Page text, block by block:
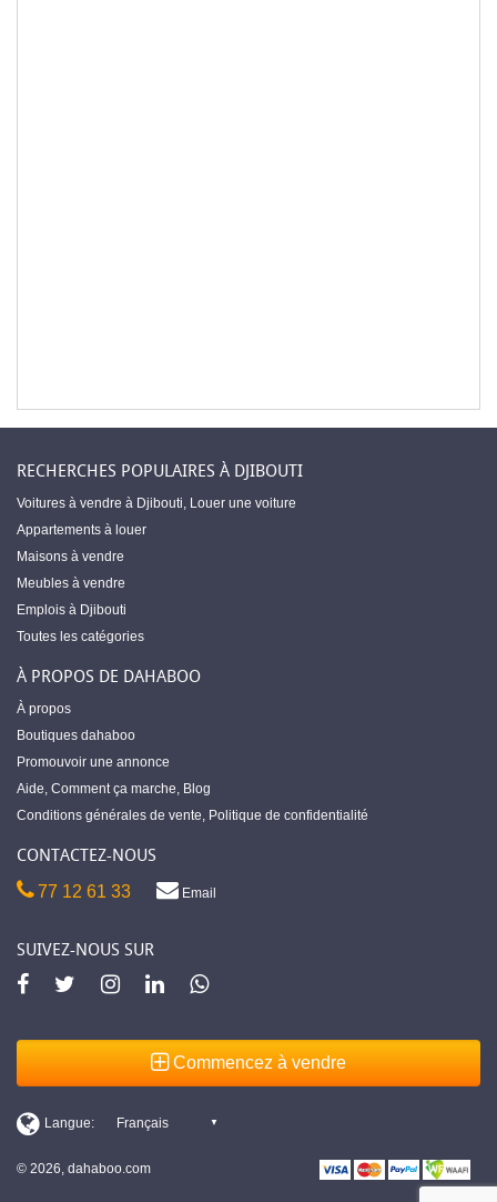
RECHERCHES POPULAIRES À DJIBOUTI
Voitures à vendre à Djibouti, Louer une voiture
Appartements à louer
Maisons à vendre
Meubles à vendre
Emplois à Djibouti
Toutes les catégories
À PROPOS DE DAHABOO
À propos
Boutiques dahaboo
Promouvoir une annonce
Aide, Comment ça marche, Blog
Conditions générales de vente, Politique de confidentialité
CONTACTEZ-NOUS
77 12 61 33 Email
SUIVEZ-NOUS SUR
Commencez à vendre
© 2026, dahaboo.com